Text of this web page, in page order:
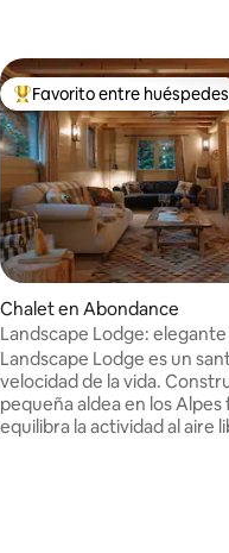
4.99 de 5; 103
De los mejores en Favorito
Favorito entre huéspedes
Chalet en Abondance
Landscape Lodge:
vistas increíbles
Landscape Lodge es un
velocidad de la vida.
pequeña aldea en los Alpes
equilibra la actividad al aire